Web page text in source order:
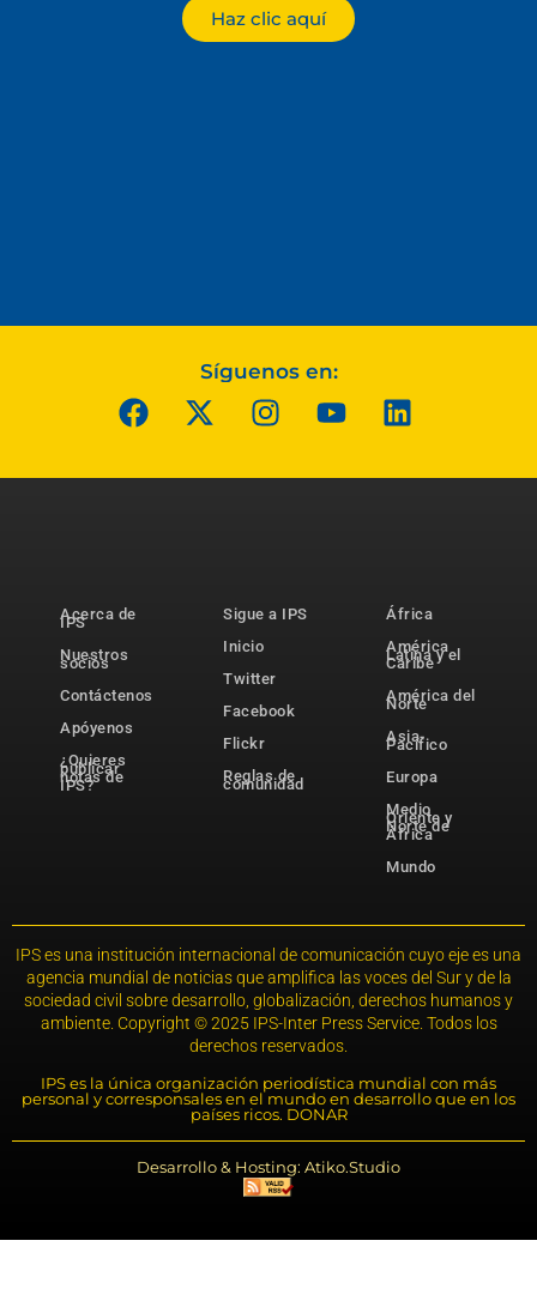
Haz clic aquí
Síguenos en:
Acerca de
IPS
Nuestros
socios
Contáctenos
Apóyenos
¿Quieres
publicar
notas de
IPS?
Sigue a IPS
Inicio
Twitter
Facebook
Flickr
Reglas de
comunidad
África
América
Latina y el
Caribe
América del
Norte
Asia-
Pacífico
Europa
Medio
Oriente y
Norte de
África
Mundo
IPS es una institución internacional de comunicación cuyo eje es una
agencia mundial de noticias que amplifica las voces del Sur y de la
sociedad civil sobre desarrollo, globalización, derechos humanos y
ambiente. Copyright © 2025 IPS-Inter Press Service. Todos los
derechos reservados.
IPS es la única organización periodística mundial con más
personal y corresponsales en el mundo en desarrollo que en los
países ricos. DONAR
Desarrollo & Hosting: Atiko.Studio